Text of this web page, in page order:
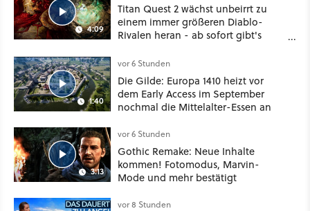
4:09
Titan Quest 2 wächst unbeirrt zu
einem immer größeren Diablo-
Rivalen heran - ab sofort gibt's
Klasse
1:40
vor 6 Stunden
Die Gilde: Europa 1410 heizt vor
dem Early Access im September
nochmal die Mittelalter-Essen an
3:13
vor 6 Stunden
Gothic Remake: Neue Inhalte
kommen! Fotomodus, Marvin-
Mode und mehr bestätigt
vor 8 Stunden